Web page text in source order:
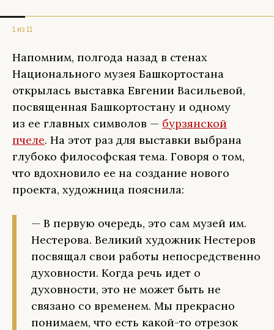
1 из 11
Напомним, полгода назад в стенах
Национального музея Башкортостана
открылась выставка Евгении Васильевой,
посвященная Башкортостану и одному
из ее главных символов — бурзянской
пчеле. На этот раз для выставки выбрана
глубоко философская тема. Говоря о том,
что вдохновило ее на создание нового
проекта, художница пояснила:
— В первую очередь, это сам музей им.
Нестерова. Великий художник Нестеров
посвящал свои работы непосредственно
духовности. Когда речь идет о
духовности, это не может быть не
связано со временем. Мы прекрасно
понимаем, что есть какой-то отрезок